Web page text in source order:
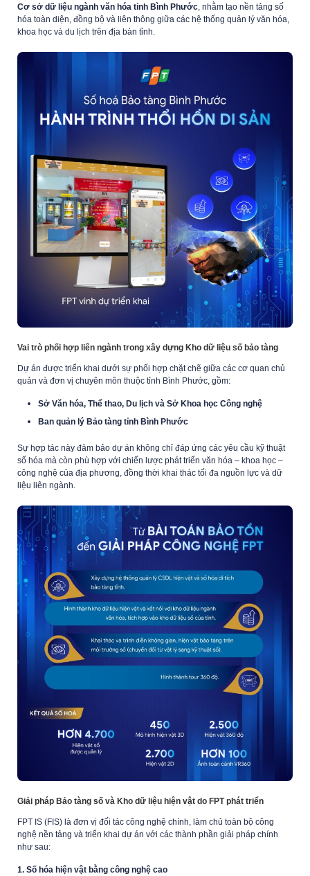
Cơ sở dữ liệu ngành văn hóa tỉnh Bình Phước, nhằm tạo nền tảng số
hóa toàn diện, đồng bộ và liên thông giữa các hệ thống quản lý văn hóa,
khoa học và du lịch trên địa bàn tỉnh.
Vai trò phối hợp liên ngành trong xây dựng Kho dữ liệu số bảo tàng
Dự án được triển khai dưới sự phối hợp chặt chẽ giữa các cơ quan chủ
quản và đơn vị chuyên môn thuộc tỉnh Bình Phước, gồm:
Sở Văn hóa, Thể thao, Du lịch và Sở Khoa học Công nghệ
Ban quản lý Bảo tàng tỉnh Bình Phước
Sự hợp tác này đảm bảo dự án không chỉ đáp ứng các yêu cầu kỹ thuật
số hóa mà còn phù hợp với chiến lược phát triển văn hóa – khoa học –
công nghệ của địa phương, đồng thời khai thác tối đa nguồn lực và dữ
liệu liên ngành.
Giải pháp Bảo tàng số và Kho dữ liệu hiện vật do FPT phát triển
FPT IS (FIS) là đơn vị đối tác công nghệ chính, làm chủ toàn bộ công
nghệ nền tảng và triển khai dự án với các thành phần giải pháp chính
như sau:
1. Số hóa hiện vật bằng công nghệ cao